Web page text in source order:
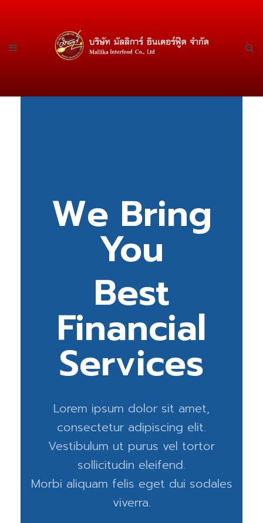
We Bring
You
Best
Financial
Services
Lorem ipsum dolor sit amet,
consectetur adipiscing elit.
Vestibulum ut purus vel tortor
sollicitudin eleifend.
Morbi aliquam felis eget dui sodales
viverra.